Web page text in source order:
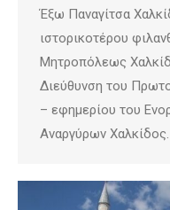
Έξω Παναγίτσα
ιστορικοτέρου
Μητροπόλεως
Διεύθυνση του
– εφημερίου του
Αναργύρων